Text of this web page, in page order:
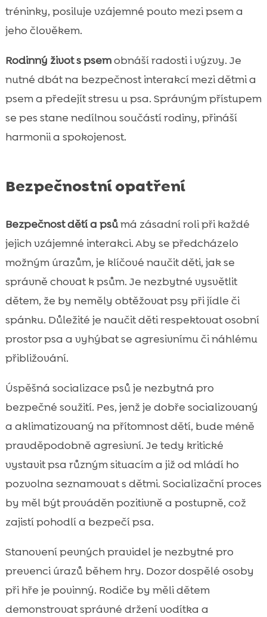
tréninky, posiluje vzájemné pouto mezi psem a
jeho člověkem.
Rodinný život s psemobnáší radosti i výzvy. Je
nutné dbát na bezpečnost interakcí mezi dětmi a
psem a předejít stresu u psa. Správným přístupem
se pes stane nedílnou součástí rodiny, přináší
harmonii a spokojenost.
Bezpečnostní opatření
Bezpečnost dětí a psůmá zásadní roli při každé
jejich vzájemné interakci. Aby se předcházelo
možným úrazům, je klíčové naučit děti, jak se
správně chovat k psům. Je nezbytné vysvětlit
dětem, že by neměly obtěžovat psy při jídle či
spánku. Důležité je naučit děti respektovat osobní
prostor psa a vyhýbat se agresivnímu či náhlému
přibližování.
Úspěšná socializace psů je nezbytná pro
bezpečné soužití. Pes, jenž je dobře socializovaný
a aklimatizovaný na přítomnost dětí, bude méně
pravděpodobně agresivní. Je tedy kritické
vystavit psa různým situacím a již od mládí ho
pozvolna seznamovat s dětmi. Socializační proces
by měl být prováděn pozitivně a postupně, což
zajistí pohodlí a bezpečí psa.
Stanovení pevných pravidel je nezbytné pro
prevenci úrazů během hry. Dozor dospělé osoby
při hře je povinný. Rodiče by měli dětem
demonstrovat správné držení vodítka a